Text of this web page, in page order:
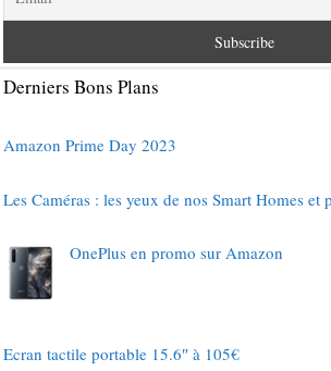
Derniers Bons Plans
Amazon Prime Day 2023
Les Caméras : les yeux de nos Smart Homes et
OnePlus en promo sur Amazon
Ecran tactile portable 15.6″ à 105€